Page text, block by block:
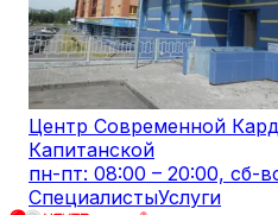
Центр Современной
Капитанской
пн-пт: 08:00 – 20:00, сб-
СпециалистыУслуги